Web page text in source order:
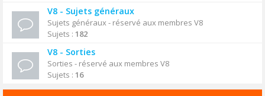
V8 - Sujets généraux
Sujets généraux - réservé aux membres V8
Sujets : 182
V8 - Sorties
Sorties - réservé aux membres V8
Sujets : 16